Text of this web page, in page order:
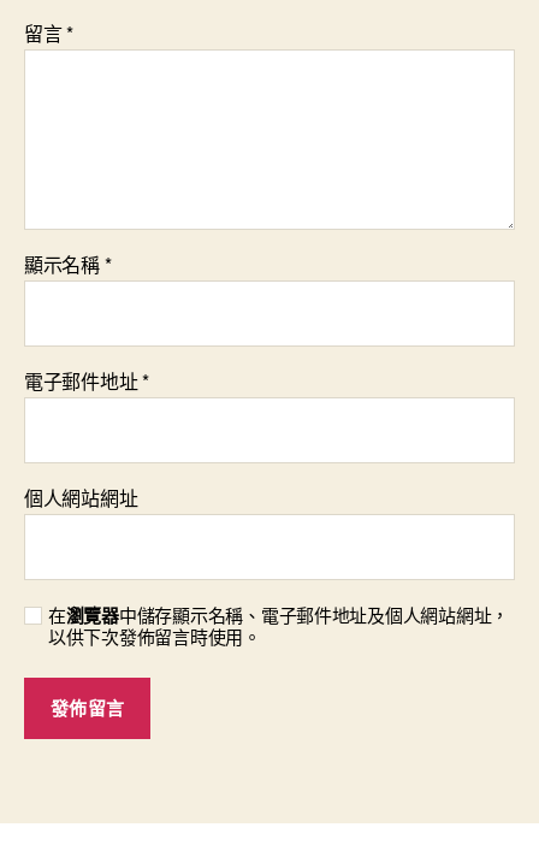
留言*
顯示名稱*
電子郵件地址*
個人網站網址
在瀏覽器中儲存顯示名稱、電子郵件地址及個人網站網址，
以供下次發佈留言時使用。